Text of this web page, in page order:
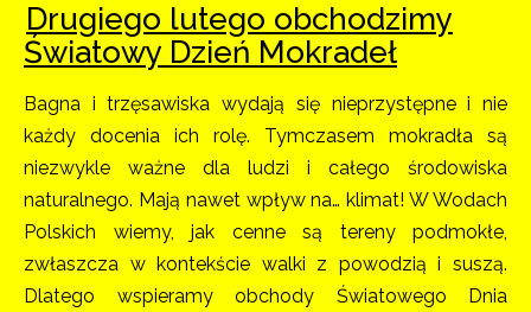
Drugiego lutego obchodzimy
Światowy Dzień Mokradeł
Bagna i trzęsawiska wydają się nieprzystępne i nie
każdy docenia ich rolę. Tymczasem mokradła są
niezwykle ważne dla ludzi i całego środowiska
naturalnego. Mają nawet wpływ na… klimat! W Wodach
Polskich wiemy, jak cenne są tereny podmokłe,
zwłaszcza w kontekście walki z powodzią i suszą.
Dlatego wspieramy obchody Światowego Dnia